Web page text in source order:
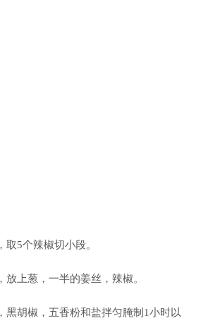
5个辣椒切小段。
放上葱，一半的姜丝，辣椒。
黑胡椒，五香粉和盐拌匀腌制1小时以